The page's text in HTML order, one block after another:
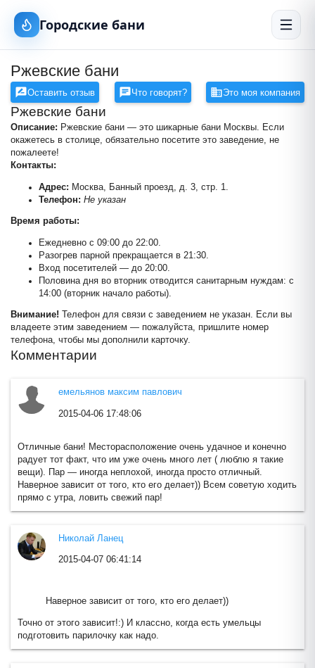
Городские бани
Ржевские бани
Оставить отзыв Что говорят? Это моя компания
Ржевские бани
Описание: Ржевские бани — это шикарные бани Москвы. Если
окажетесь в столице, обязательно посетите это заведение, не
пожалеете!
Контакты:
Адрес: Москва, Банный проезд, д. 3, стр. 1.
Телефон: Не указан
Время работы:
Ежедневно с 09:00 до 22:00.
Разогрев парной прекращается в 21:30.
Вход посетителей — до 20:00.
Половина дня во вторник отводится санитарным нуждам: с
14:00 (вторник начало работы).
Внимание! Телефон для связи с заведением не указан. Если вы
владеете этим заведением — пожалуйста, пришлите номер
телефона, чтобы мы дополнили карточку.
Ржевские бани
Астраханские
бани
+
−
Комментарии
емельянов максим павлович
2015-04-06 17:48:06
Отличные бани! Месторасположение очень удачное и конечно
радует тот факт, что им уже очень много лет ( люблю я такие
вещи). Пар — иногда неплохой, иногда просто отличный.
Наверное зависит от того, кто его делает)) Всем советую ходить
прямо с утра, ловить свежий пар!
Николай Ланец
2015-04-07 06:41:14
Наверное зависит от того, кто его делает))
Точно от этого зависит!:) И классно, когда есть умельцы
подготовить парилочку как надо.